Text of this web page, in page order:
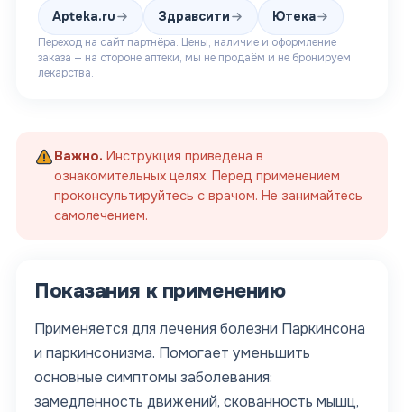
Apteka.ru Здравсити Ютека
Переход на сайт партнёра. Цены, наличие и оформление
заказа — на стороне аптеки, мы не продаём и не бронируем
лекарства.
Важно. Инструкция приведена в
ознакомительных целях. Перед применением
проконсультируйтесь с врачом. Не занимайтесь
самолечением.
Показания к применению
Применяется для лечения болезни Паркинсона
и паркинсонизма. Помогает уменьшить
основные симптомы заболевания:
замедленность движений, скованность мышц,